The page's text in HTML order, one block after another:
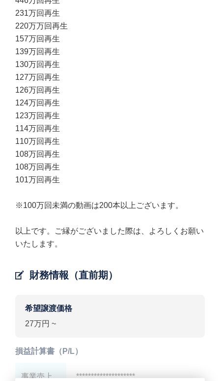
231万回再生
220万万回再生
157万回再生
139万回再生
130万回再生
127万回再生
126万回再生
124万回再生
123万回再生
114万回再生
110万回再生
108万回再生
108万回再生
101万回再生
※100万回未満の動画は200本以上ございます。
以上です。ご縁がございました際は、よろしくお願い
いたします。
財務情報（直前期）
希望譲渡価格
27万円 ~
損益計算書（P/L）
事業売上 ********************